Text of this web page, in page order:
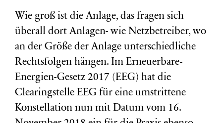
Wie groß ist die Anlage, das fragen sich
überall dort Anlagen- wie Netzbetreiber, wo
an der Größe der Anlage unterschiedliche
Rechtsfolgen hängen. Im Erneuerbare-
Energien-Gesetz 2017 (EEG) hat die
Clearingstelle EEG für eine umstrittene
Konstellation nun mit Datum vom 16.